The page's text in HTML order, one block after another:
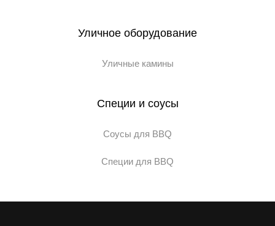
Уличное оборудование
Уличные камины
Специи и соусы
Соусы для BBQ
Специи для BBQ